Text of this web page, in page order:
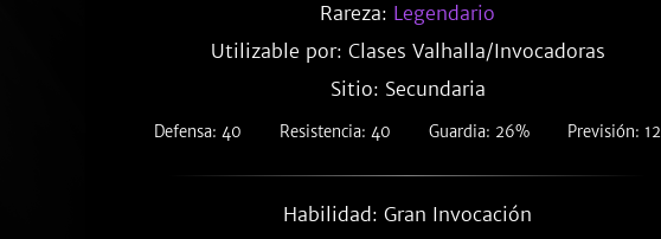
Rareza: Legendario
Utilizable por: Clases Valhalla/Invocadoras
Sitio: Secundaria
Defensa: 40 Resistencia: 40 Guardia: 26% Previsión: 12
Habilidad: Gran Invocación